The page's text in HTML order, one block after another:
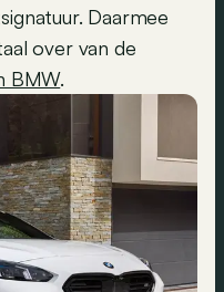
Daarmee
over van de
BMW.